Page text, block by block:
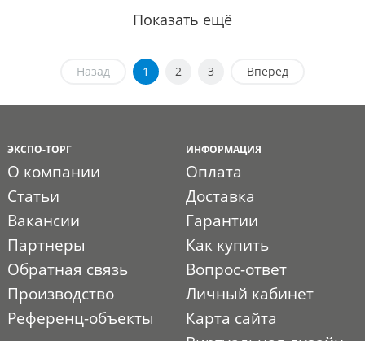
Показать ещё
Назад 1 2 3 Вперед
ЭКСПО-ТОРГ
О компании
Статьи
Вакансии
Партнеры
Обратная связь
Производство
Референц-объекты
ИНФОРМАЦИЯ
Оплата
Доставка
Гарантии
Как купить
Вопрос-ответ
Личный кабинет
Карта сайта